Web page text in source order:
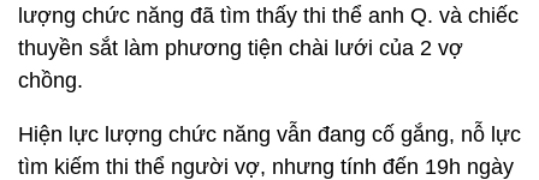
lượng chức năng đã tìm thấy thi thể anh Q. và chiếc
thuyền sắt làm phương tiện chài lưới của 2 vợ
chồng.
Hiện lực lượng chức năng vẫn đang cố gắng, nỗ lực
tìm kiếm thi thể người vợ, nhưng tính đến 19h ngày